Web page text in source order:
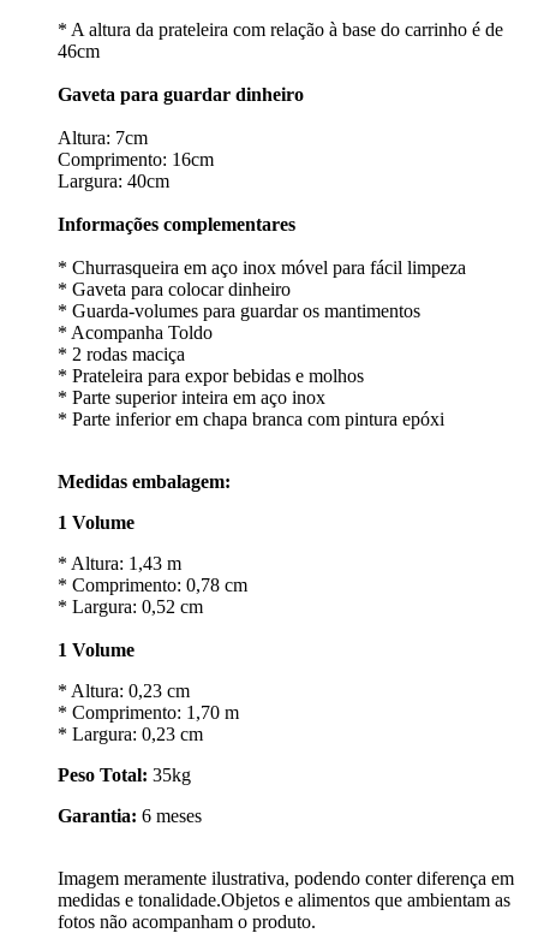
* A altura da prateleira com relação à base do carrinho é de
46cm
Gaveta para guardar dinheiro
Altura: 7cm
Comprimento: 16cm
Largura: 40cm
Informações complementares
* Churrasqueira em aço inox móvel para fácil limpeza
* Gaveta para colocar dinheiro
* Guarda-volumes para guardar os mantimentos
* Acompanha Toldo
* 2 rodas maciça
* Prateleira para expor bebidas e molhos
* Parte superior inteira em aço inox
* Parte inferior em chapa branca com pintura epóxi
Medidas embalagem:
1 Volume
* Altura: 1,43 m
* Comprimento: 0,78 cm
* Largura: 0,52 cm
1 Volume
* Altura: 0,23 cm
* Comprimento: 1,70 m
* Largura: 0,23 cm
Peso Total: 35kg
Garantia: 6 meses
Imagem meramente ilustrativa, podendo conter diferença em
medidas e tonalidade.Objetos e alimentos que ambientam as
fotos não acompanham o produto.